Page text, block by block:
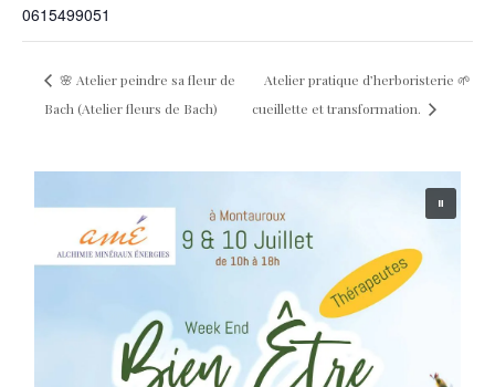
0615499051
🌸 Atelier peindre sa fleur de
Bach (Atelier fleurs de Bach)
Atelier pratique d’herboristerie 🌱
cueillette et transformation.